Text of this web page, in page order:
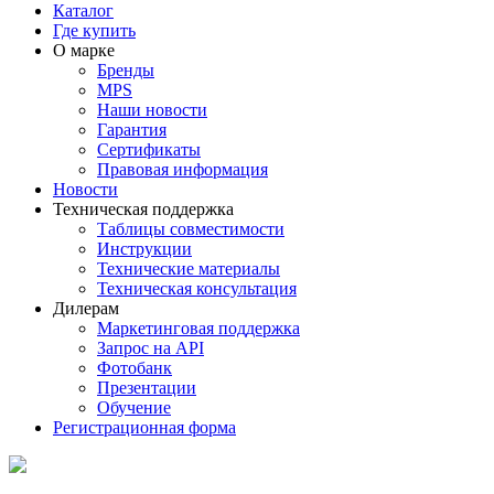
Каталог
Где купить
О марке
Бренды
MPS
Наши новости
Гарантия
Сертификаты
Правовая информация
Новости
Техническая поддержка
Таблицы совместимости
Инструкции
Технические материалы
Техническая консультация
Дилерам
Маркетинговая поддержка
Запрос на API
Фотобанк
Презентации
Обучение
Регистрационная форма